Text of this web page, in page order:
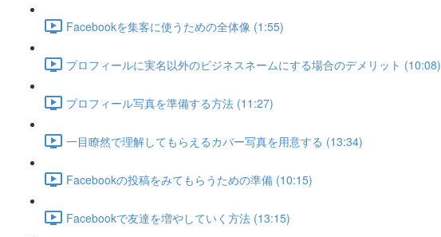
Facebookを集客に使うための全体像 (1:55)
プロフィールに実名以外のビジネスネームにする場合のデメリット (10:08)
プロフィール写真を準備する方法 (11:27)
一目瞭然で理解してもらえるカバー写真を用意する (13:34)
Facebookの投稿をみてもらうための準備 (10:15)
Facebookで友達を増やしていく方法 (13:15)